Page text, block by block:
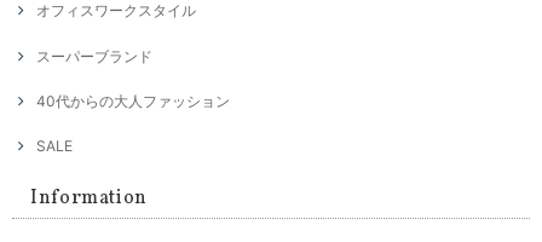
オフィスワークスタイル
スーパーブランド
40代からの大人ファッション
SALE
Information